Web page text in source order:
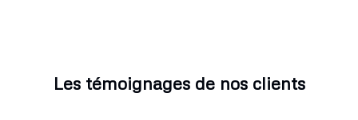
Les témoignages de nos clients